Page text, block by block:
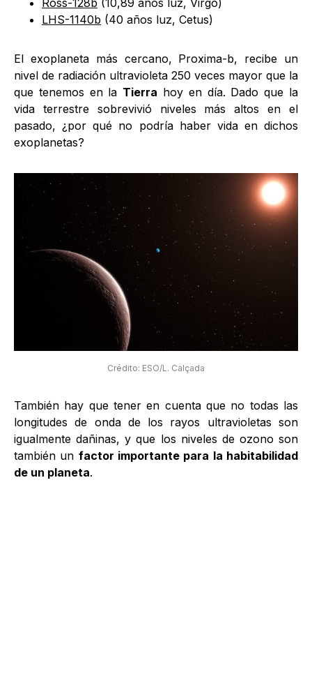
Ross-128b (10,89 años luz, Virgo)
LHS-1140b (40 años luz, Cetus)
El exoplaneta más cercano, Proxima-b, recibe un
nivel de radiación ultravioleta 250 veces mayor que la
que tenemos en la Tierra hoy en día. Dado que la
vida terrestre sobrevivió niveles más altos en el
pasado, ¿por qué no podría haber vida en dichos
exoplanetas?
Crédito: ESO/L. Calçada
También hay que tener en cuenta que no todas las
longitudes de onda de los rayos ultravioletas son
igualmente dañinas, y que los niveles de ozono son
también un factor importante para la habitabilidad
de un planeta.